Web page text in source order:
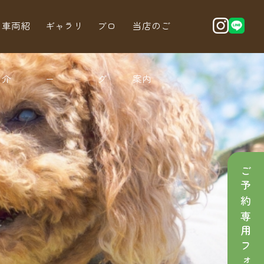
車両紹
介
ギャラリ
ー
ブロ
グ
当店のご
案内
ご予約専用フォーム